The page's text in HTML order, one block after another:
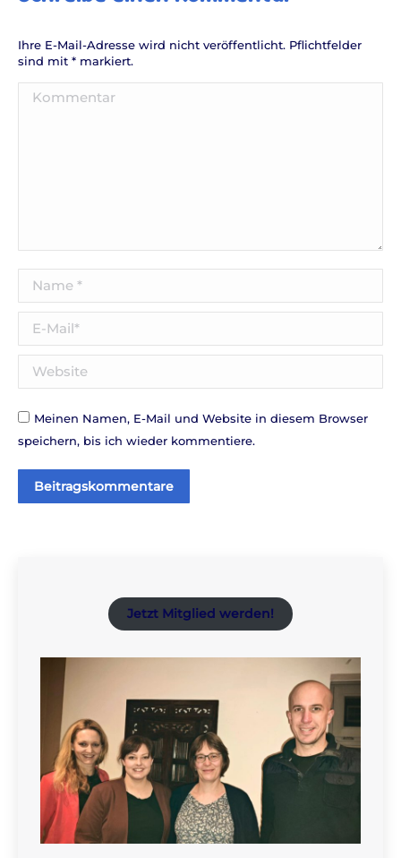
Ihre E-Mail-Adresse wird nicht veröffentlicht. Pflichtfelder
sind mit * markiert.
Kommentar
Name *
E-Mail *
Website
Meinen Namen, E-Mail und Website in diesem Browser
speichern, bis ich wieder kommentiere.
Beitragskommentare
Jetzt Mitglied werden!